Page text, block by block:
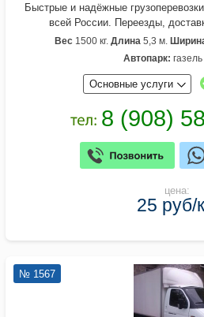
Быстрые и надёжные
всей России. Переезды,
Вес 1500 кг. Длина 5,3 м.
Автопарк:
Основные услуги
цена:
25 руб/
№ 1567